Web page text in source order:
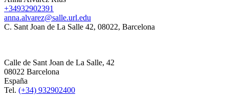
+34932902391
anna.alvarez@salle.url.edu
C. Sant Joan de La Salle 42, 08022, Barcelona
Calle de Sant Joan de La Salle, 42
08022 Barcelona
España
Tel. (+34) 932902400